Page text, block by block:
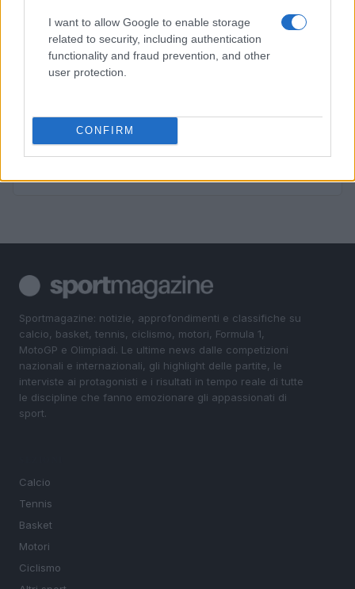
I want to allow Google to enable storage
related to security, including authentication
functionality and fraud prevention, and other
user protection.
CONFIRM
Rilancio degli impianti sciistici in Val Vigezzo, Val
Formazza e Valle Antrona
Scoperte carcasse di moto e motori in container
destinati al Senegal
4 Muniain brilla in maglia blu e granata.
5
Sportmagazine: notizie, approfondimenti e classifiche su
calcio, basket, tennis, ciclismo, motori, Formula 1,
MotoGP e Olimpiadi. Le ultime news dalle competizioni
nazionali e internazionali, gli highlight delle partite, le
interviste ai protagonisti e i risultati in tempo reale di tutte
le discipline che fanno emozionare gli appassionati di
sport.
Calcio
Tennis
Basket
Motori
Ciclismo